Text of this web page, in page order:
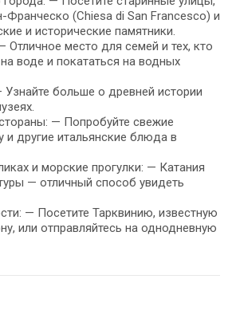
(Chiesa di San Francesco) и
и исторические памятники.
Отличное место для семей и тех, кто
воде и покататься на водных
больше о древней истории
— Попробуйте свежие
и другие итальянские блюда в
и морские прогулки: — Катания
— отличный способ увидеть
— Посетите Тарквинию, известную
или отправляйтесь на однодневную